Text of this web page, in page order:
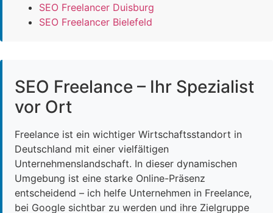
SEO Freelancer Duisburg
SEO Freelancer Bielefeld
SEO Freelance – Ihr Spezialist
vor Ort
Freelance ist ein wichtiger Wirtschaftsstandort in
Deutschland mit einer vielfältigen
Unternehmenslandschaft. In dieser dynamischen
Umgebung ist eine starke Online-Präsenz
entscheidend – ich helfe Unternehmen in Freelance,
bei Google sichtbar zu werden und ihre Zielgruppe